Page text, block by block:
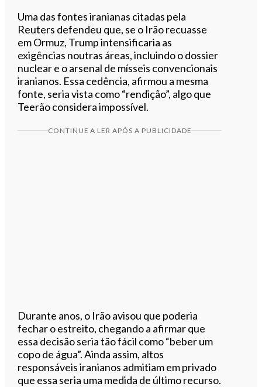
Uma das fontes iranianas citadas pela
Reuters defendeu que, se o Irão recuasse
em Ormuz, Trump intensificaria as
exigências noutras áreas, incluindo o dossier
nuclear e o arsenal de mísseis convencionais
iranianos. Essa cedência, afirmou a mesma
fonte, seria vista como “rendição”, algo que
Teerão considera impossível.
CONTINUE A LER APÓS A PUBLICIDADE
Durante anos, o Irão avisou que poderia
fechar o estreito, chegando a afirmar que
essa decisão seria tão fácil como “beber um
copo de água”. Ainda assim, altos
responsáveis iranianos admitiam em privado
que essa seria uma medida de último recurso.